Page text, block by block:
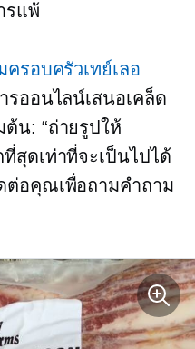
รแพ้
ครอบครัวเทย์เลอ
รออนไลน์เสนอเคล็ด
น: “ถ่ายรูปให้
สุดเท่าที่จะเป็นไปได้
ต่อคุณเพื่อถามคำถาม